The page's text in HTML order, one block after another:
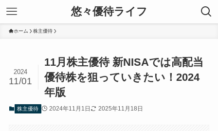
悠々優待ライフ
ホーム 株主優待
11月株主優待 新NISAでは高配当
優待株を狙っていきたい！2024
年版
2024
11/01
株主優待 2024年11月1日 2025年11月18日